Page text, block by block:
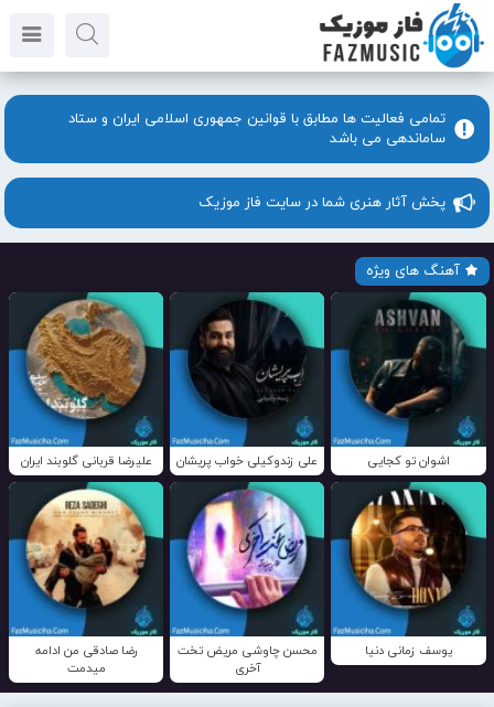
تمامی فعالیت ها مطابق با قوانین جمهوری اسلامی ایران و ستاد
ساماندهی می باشد
پخش آثار هنری شما در سایت فاز موزیک
آهنگ های ویژه
اشوان تو کجایی علی زندوکیلی خواب پریشان علیرضا قربانی گلوبند ایران
یوسف زمانی دنیا
محسن چاوشی مریض تخت
آخری
رضا صادقی من ادامه
میدمت